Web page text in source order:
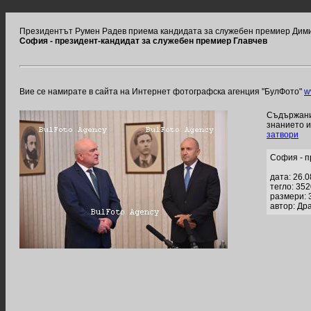
Президентът Румен Радев приема кандидата за служебен премиер
София - президент-кандидат за служебен премиер Главчев
Вие се намирате в сайта на Интернет фотографска агенция "БулФото"
знанието
затвори
София -
дата:
тегло:
размери:
автор: